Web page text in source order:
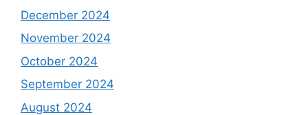
December 2024
November 2024
October 2024
September 2024
August 2024